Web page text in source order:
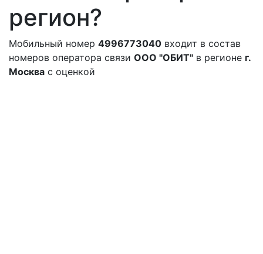
регион?
Мобильный номер 4996773040 входит в состав
номеров оператора связи ООО "ОБИТ" в регионе г.
Москва с оценкой